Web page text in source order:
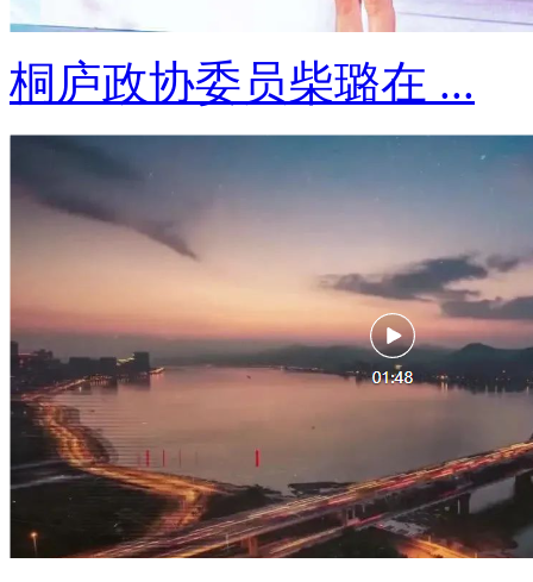
桐庐政协委员柴璐在 ...